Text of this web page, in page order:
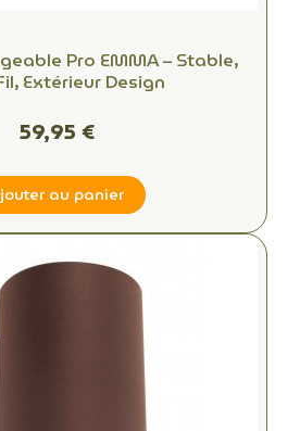
Pro EMMA – Stable,
Extérieur Design
59,95 €
au panier